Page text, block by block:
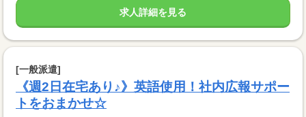
求人詳細を見る
[一般派遣]
《週2日在宅あり♪》英語使用！社内広報サポー
トをおまかせ☆